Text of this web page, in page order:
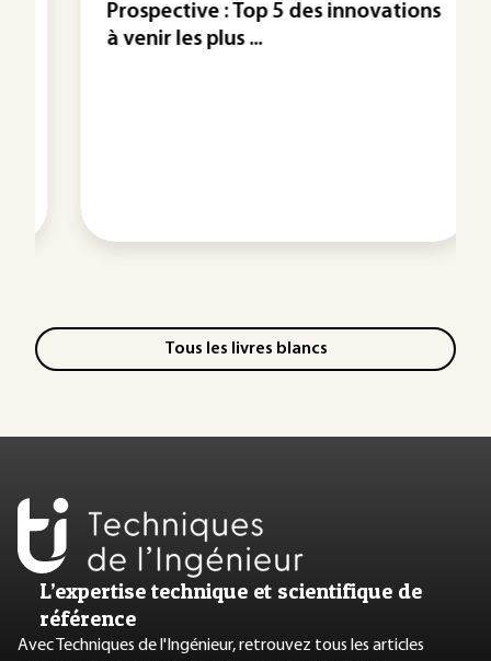
Prospective : Top 5 des innovations
à venir les plus ...
Tous les livres blancs
L’expertise technique et scientifique de
référence
Avec Techniques de l'Ingénieur, retrouvez tous les articles